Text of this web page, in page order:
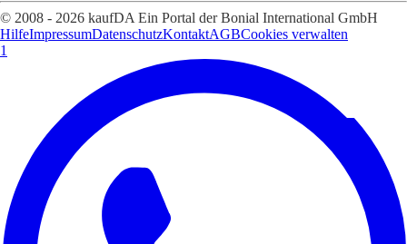
© 2008 - 2026 kaufDA Ein Portal der Bonial International GmbH
HilfeImpressumDatenschutzKontaktAGBCookies verwalten
1